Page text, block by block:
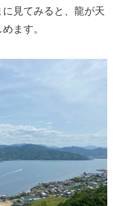
見てみると、龍が天
ます。